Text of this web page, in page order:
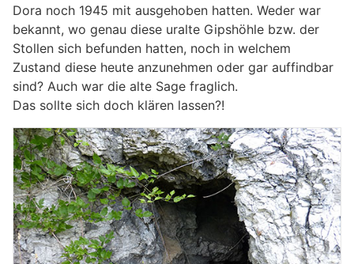
Dora noch 1945 mit ausgehoben hatten. Weder war
bekannt, wo genau diese uralte Gipshöhle bzw. der
Stollen sich befunden hatten, noch in welchem
Zustand diese heute anzunehmen oder gar auffindbar
sind? Auch war die alte Sage fraglich.
Das sollte sich doch klären lassen?!